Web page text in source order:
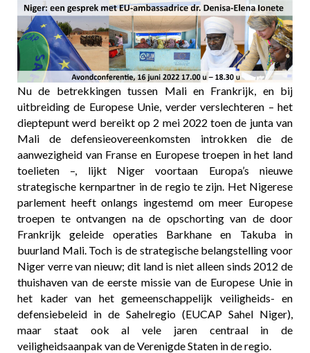
Nu de betrekkingen tussen Mali en Frankrijk, en bij
uitbreiding de Europese Unie, verder verslechteren – het
dieptepunt werd bereikt op 2 mei 2022 toen de junta van
Mali de defensieovereenkomsten introkken die de
aanwezigheid van Franse en Europese troepen in het land
toelieten –, lijkt Niger voortaan Europa’s nieuwe
strategische kernpartner in de regio te zijn. Het Nigerese
parlement heeft onlangs ingestemd om meer Europese
troepen te ontvangen na de opschorting van de door
Frankrijk geleide operaties Barkhane en Takuba in
buurland Mali. Toch is de strategische belangstelling voor
Niger verre van nieuw; dit land is niet alleen sinds 2012 de
thuishaven van de eerste missie van de Europese Unie in
het kader van het gemeenschappelijk veiligheids- en
defensiebeleid in de Sahelregio (EUCAP Sahel Niger),
maar staat ook al vele jaren centraal in de
veiligheidsaanpak van de Verenigde Staten in de regio.